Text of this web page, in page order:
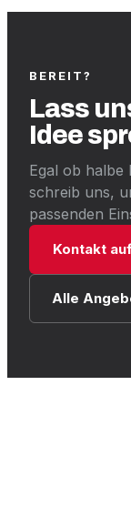
BEREIT?
Lass
Idee
Egal ob
schreib uns,
passenden
Kontakt
Alle